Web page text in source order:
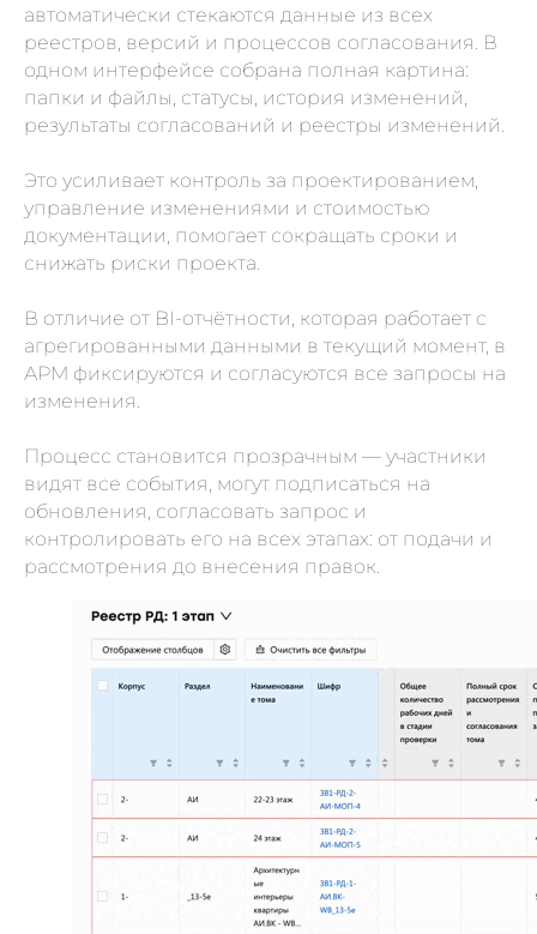
автоматически стекаются данные из всех
реестров, версий и процессов согласования. В
одном интерфейсе собрана полная картина:
папки и файлы, статусы, история изменений,
результаты согласований и реестры изменений.
Это усиливает контроль за проектированием,
управление изменениями и стоимостью
документации, помогает сокращать сроки и
снижать риски проекта.
В отличие от BI-отчётности, которая работает с
агрегированными данными в текущий момент, в
АРМ фиксируются и согласуются все запросы на
изменения.
Процесс становится прозрачным — участники
видят все события, могут подписаться на
обновления, согласовать запрос и
контролировать его на всех этапах: от подачи и
рассмотрения до внесения правок.